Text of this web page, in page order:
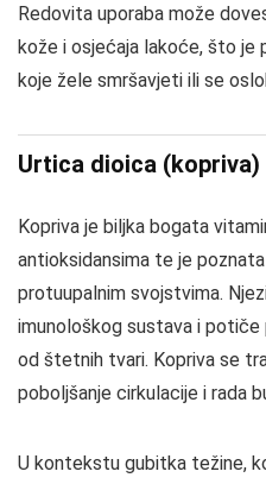
Redovita uporaba može
kože i osjećaja lakoće, što je
koje žele smršavjeti ili se
Urtica dioica (kopriva)
Kopriva je biljka bogata
antioksidansima te je
protuupalnim svojstvima.
imunološkog sustava i potiče
od štetnih tvari. Kopriva se
poboljšanje cirkulacije i rada
U kontekstu gubitka težine,